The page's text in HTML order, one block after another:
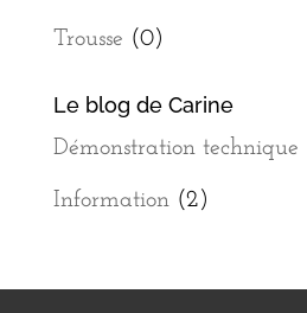
Trousse (0)
Le blog de Carine
Démonstration technique
Information(2)